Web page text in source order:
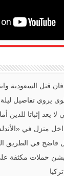
قتل السعودية
يروي تفاصيل
لا يعد إثباتا للدين
منزل في
فاضح في الطريق
بشن حملات مكثفة